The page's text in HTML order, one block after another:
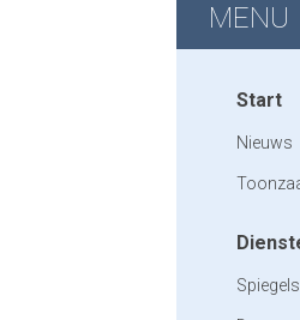
MENU
Start
Nieuws
Spiegels